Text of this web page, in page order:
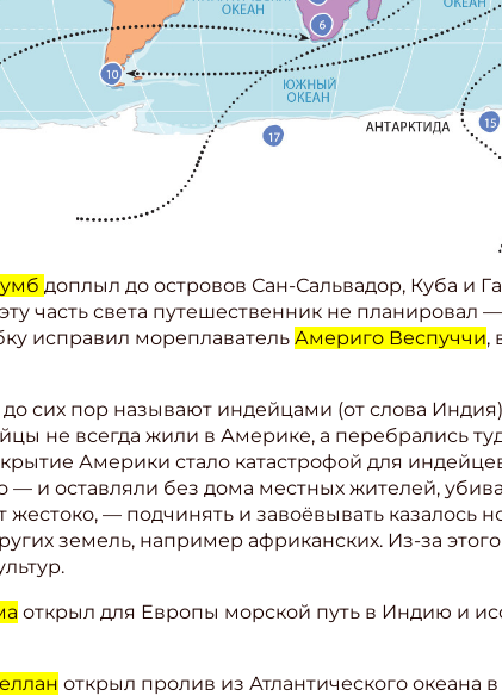
доплыл до островов Сан-Сальвадор, Куба и
часть света путешественник не
исправил мореплаватель Америго Веспуччи,
сих пор называют индейцами (от слова
не всегда жили в Америке, а перебрались
Америки стало катастрофой для
и оставляли без дома местных жителей,
жестоко, — подчинять и завоёвывать казалось
земель, например африканских. Из-за
открыл для Европы морской путь в Индию и
открыл пролив из Атлантического океана